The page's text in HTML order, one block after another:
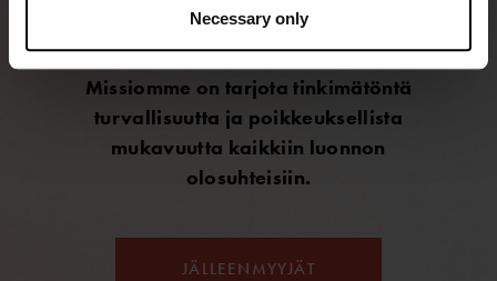
Necessary only
JÄLLEENMYYJÄT
vesiurheiluun ja -toimintaan – niin pinnan alle kuin
Missiomme on tarjota tinkimätöntä
turvallisuutta ja poikkeuksellista
mukavuutta kaikkiin luonnon
olosuhteisiin.